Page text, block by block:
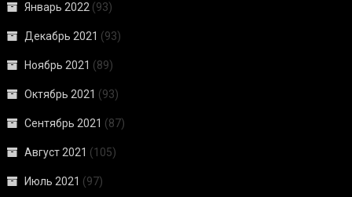
Январь 2022 (93)
Декабрь 2021 (93)
Ноябрь 2021 (89)
Октябрь 2021 (93)
Сентябрь 2021 (87)
Август 2021 (105)
Июль 2021 (97)